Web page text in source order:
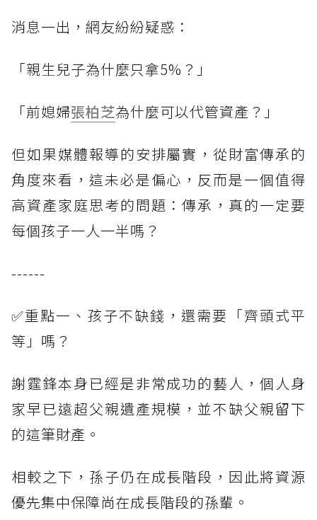
消息一出，網友紛紛疑惑：
「親生兒子為什麼只拿5%？」
「前媳婦張柏芝為什麼可以代管資產？」
但如果媒體報導的安排屬實，從財富傳承的
角度來看，這未必是偏心，反而是一個值得
高資產家庭思考的問題：傳承，真的一定要
每個孩子一人一半嗎？
------
✅重點一、孩子不缺錢，還需要「齊頭式平
等」嗎？
謝霆鋒本身已經是非常成功的藝人，個人身
家早已遠超父親遺產規模，並不缺父親留下
的這筆財產。
相較之下，孫子仍在成長階段，因此將資源
優先集中保障尚在成長階段的孫輩。